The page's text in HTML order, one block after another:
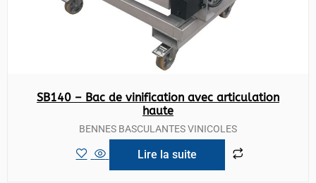
SB140 – Bac de vinification avec articulation
haute
BENNES BASCULANTES VINICOLES
Lire la suite